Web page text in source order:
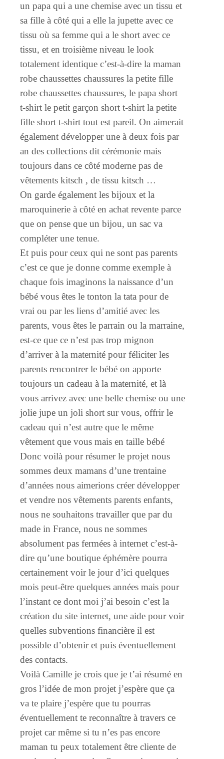
un papa qui a une chemise avec un tissu et
sa fille à côté qui a elle la jupette avec ce
tissu où sa femme qui a le short avec ce
tissu, et en troisième niveau le look
totalement identique c’est-à-dire la maman
robe chaussettes chaussures la petite fille
robe chaussettes chaussures, le papa short
t-shirt le petit garçon short t-shirt la petite
fille short t-shirt tout est pareil. On aimerait
également développer une à deux fois par
an des collections dit cérémonie mais
toujours dans ce côté moderne pas de
vêtements kitsch , de tissu kitsch …
On garde également les bijoux et la
maroquinerie à côté en achat revente parce
que on pense que un bijou, un sac va
compléter une tenue.
Et puis pour ceux qui ne sont pas parents
c’est ce que je donne comme exemple à
chaque fois imaginons la naissance d’un
bébé vous êtes le tonton la tata pour de
vrai ou par les liens d’amitié avec les
parents, vous êtes le parrain ou la marraine,
est-ce que ce n’est pas trop mignon
d’arriver à la maternité pour féliciter les
parents rencontrer le bébé on apporte
toujours un cadeau à la maternité, et là
vous arrivez avec une belle chemise ou une
jolie jupe un joli short sur vous, offrir le
cadeau qui n’est autre que le même
vêtement que vous mais en taille bébé
Donc voilà pour résumer le projet nous
sommes deux mamans d’une trentaine
d’années nous aimerions créer développer
et vendre nos vêtements parents enfants,
nous ne souhaitons travailler que par du
made in France, nous ne sommes
absolument pas fermées à internet c’est-à-
dire qu’une boutique éphémère pourra
certainement voir le jour d’ici quelques
mois peut-être quelques années mais pour
l’instant ce dont moi j’ai besoin c’est la
création du site internet, une aide pour voir
quelles subventions financière il est
possible d’obtenir et puis éventuellement
des contacts.
Voilà Camille je crois que je t’ai résumé en
gros l’idée de mon projet j’espère que ça
va te plaire j’espère que tu pourras
éventuellement te reconnaître à travers ce
projet car même si tu n’es pas encore
maman tu peux totalement être cliente de